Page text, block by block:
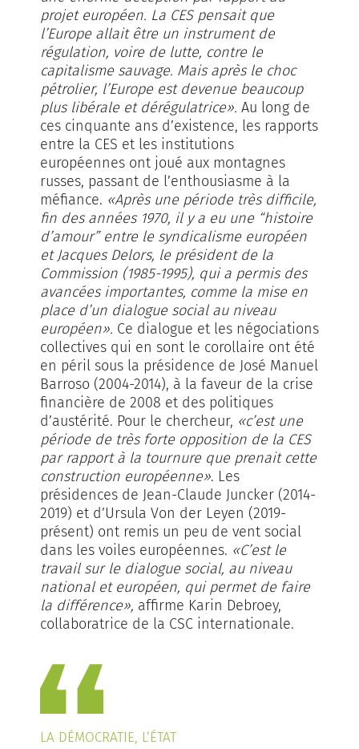
projet européen. La CES pensait que
l’Europe allait être un instrument de
régulation, voire de lutte, contre le
capitalisme sauvage. Mais après le choc
pétrolier, l’Europe est devenue beaucoup
plus libérale et dérégulatrice». Au long de
ces cinquante ans d’existence, les rapports
entre la CES et les institutions
européennes ont joué aux montagnes
russes, passant de l’enthousiasme à la
méfiance. «Après une période très difficile,
fin des années 1970, il y a eu une “histoire
d’amour” entre le syndicalisme européen
et Jacques Delors, le président de la
Commission (1985-1995), qui a permis des
avancées importantes, comme la mise en
place d’un dialogue social au niveau
européen». Ce dialogue et les négociations
collectives qui en sont le corollaire ont été
en péril sous la présidence de José Manuel
Barroso (2004-2014), à la faveur de la crise
financière de 2008 et des politiques
d’austérité. Pour le chercheur, «c’est une
période de très forte opposition de la CES
par rapport à la tournure que prenait cette
construction européenne». Les
présidences de Jean-Claude Juncker (2014-
2019) et d’Ursula Von der Leyen (2019-
présent) ont remis un peu de vent social
dans les voiles européennes. «C’est le
travail sur le dialogue social, au niveau
national et européen, qui permet de faire
la différence», affirme Karin Debroey,
collaboratrice de la CSC internationale.
LA DÉMOCRATIE, L’ÉTAT